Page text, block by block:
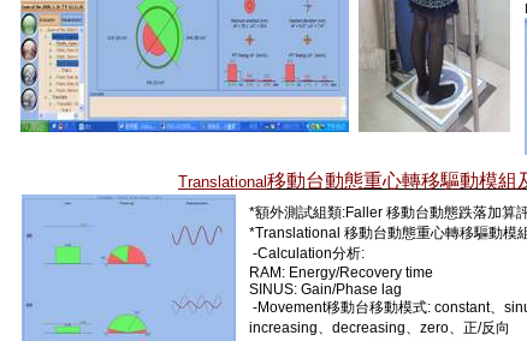
Translational移動台動態重心轉移驅動模組
*額外測試組類:Faller 移動台動態跌落加算
*Translational 移動台動態重心轉移驅動模
-Calculation分析:
RAM: Energy/Recovery time
SINUS: Gain/Phase lag
-Movement移動台移動模式: constant、
increasing、 decreasing、 zero、正/反向